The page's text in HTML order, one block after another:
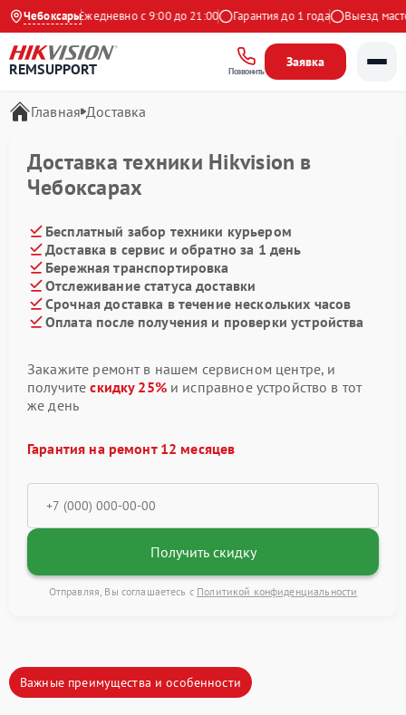
Чебоксары
на Яндекс Ежедневно с 9:00 до 21:00 Гарантия до 1 года Выезд
REMSUPPORT Позвонить
Заявка
Главная Доставка
Доставка техники Hikvision в
Чебоксарах
Бесплатный забор техники курьером
Доставка в сервис и обратно за 1 день
Бережная транспортировка
Отслеживание статуса доставки
Срочная доставка в течение нескольких часов
Оплата после получения и проверки устройства
Закажите ремонт в нашем сервисном центре, и
получитескидку 25%и исправное устройство в тот
же день
Гарантия на ремонт 12 месяцев
Получить скидку
Отправляя, Вы соглашаетесь с Политикой конфиденциальности
Важные преимущества и особенности